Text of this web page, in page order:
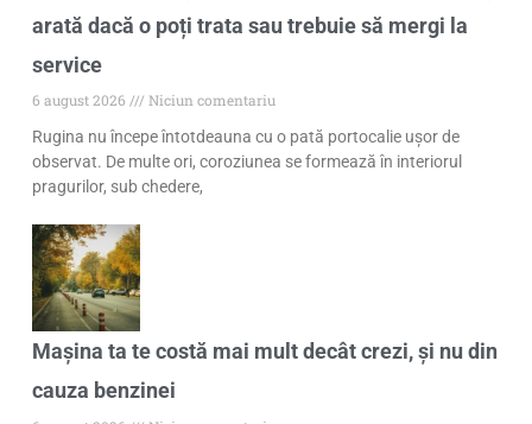
arată dacă o poți trata sau trebuie să mergi la
service
6 august 2026
Niciun comentariu
Rugina nu începe întotdeauna cu o pată portocalie ușor de
observat. De multe ori, coroziunea se formează în interiorul
pragurilor, sub chedere,
Mașina ta te costă mai mult decât crezi, și nu din
cauza benzinei